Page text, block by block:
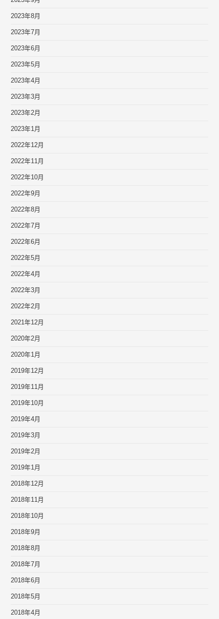
2023年8月
2023年7月
2023年6月
2023年5月
2023年4月
2023年3月
2023年2月
2023年1月
2022年12月
2022年11月
2022年10月
2022年9月
2022年8月
2022年7月
2022年6月
2022年5月
2022年4月
2022年3月
2022年2月
2021年12月
2020年2月
2020年1月
2019年12月
2019年11月
2019年10月
2019年4月
2019年3月
2019年2月
2019年1月
2018年12月
2018年11月
2018年10月
2018年9月
2018年8月
2018年7月
2018年6月
2018年5月
2018年4月